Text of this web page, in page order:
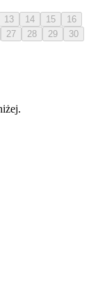
13 14 15
16
27 28 29
30